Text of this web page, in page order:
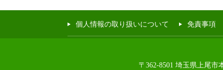
個人情報の取り扱いについて 免責事項
〒362-8501 埼玉県上尾市